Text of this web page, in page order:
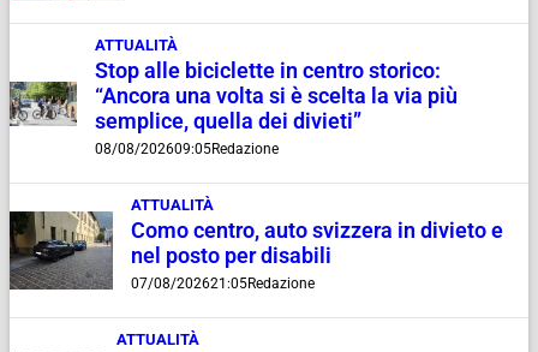
ATTUALITÀ
Stop alle biciclette in centro storico:
“Ancora una volta si è scelta la via più
semplice, quella dei divieti”
08/08/202609:05Redazione
ATTUALITÀ
Como centro, auto svizzera in divieto e
nel posto per disabili
07/08/202621:05Redazione
ATTUALITÀ